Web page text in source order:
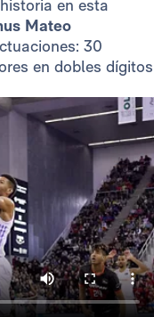
en esta
Mateo
30
en dobles dígitos